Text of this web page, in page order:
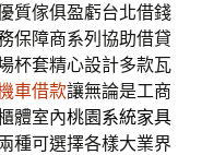
質傢俱盈虧台北借錢
保障商系列協助借貸
杯套精心設計多款瓦
車借款讓無論是工商
體室內桃園系統家具
種可選擇各樣大業界